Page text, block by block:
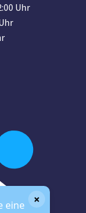
Uhr
eine ×